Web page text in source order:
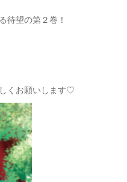
待望の第２巻！
くお願いします♡